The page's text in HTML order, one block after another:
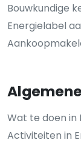
Bouwkundige
Energielabel
Wat te doen in
Activiteiten in